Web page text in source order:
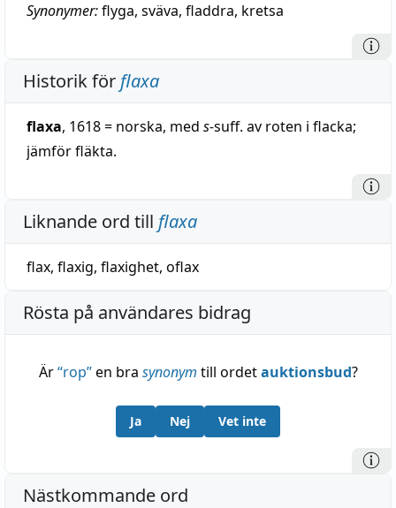
Synonymer:flyga, sväva, fladdra, kretsa
Historik för flaxa
flaxa, 1618 = norska, med s-suff. av roten i flacka;
jämför fläkta.
Liknande ord till flaxa
flax, flaxig, flaxighet, oflax
Rösta på användares bidrag
Är“rop”en bra synonym till ordetauktionsbud?
Ja Nej Vet inte
Nästkommande ord